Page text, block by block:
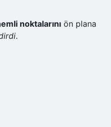
noktalarını ön plana
.